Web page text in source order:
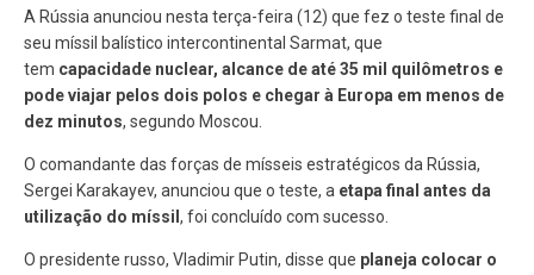
A Rússia anunciou nesta terça-feira (12) que fez o teste final de
seu míssil balístico intercontinental Sarmat, que
tem capacidade nuclear, alcance de até 35 mil quilômetros e
pode viajar pelos dois polos e chegar à Europa em menos de
dez minutos, segundo Moscou.
O comandante das forças de mísseis estratégicos da Rússia,
Sergei Karakayev, anunciou que o teste, a etapa final antes da
utilização do míssil , foi concluído com sucesso.
O presidente russo, Vladimir Putin, disse que planeja colocar o